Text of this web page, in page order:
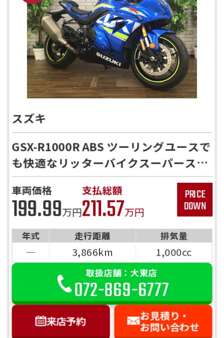
スズキ
GSX-R1000R ABS ツーリングユースで
も快適なリッターバイクスーパースポ
ーツ！
車両価格
199.99万円
支払総額
211.57万円
年式 走行距離 排気量
― 3,866km 1,000cc
取扱店舗：大東店
072-869-6777
来店予約
お見積り・
お問い合わせ